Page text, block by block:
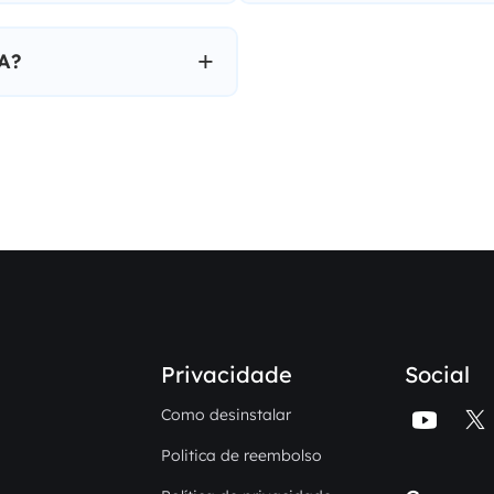
Privacidade
Como desinstalar
Politica de reembolso
Social
 